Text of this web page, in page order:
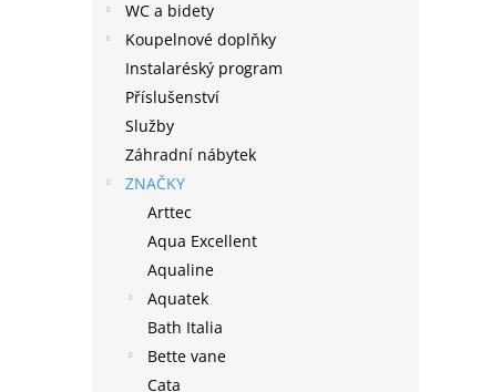
WC a bidety
Koupelnové doplňky
Instalaréský program
Příslušenství
Služby
Záhradní nábytek
ZNAČKY
Arttec
Aqua Excellent
Aqualine
Aquatek
Bath Italia
Bette vane
Cata